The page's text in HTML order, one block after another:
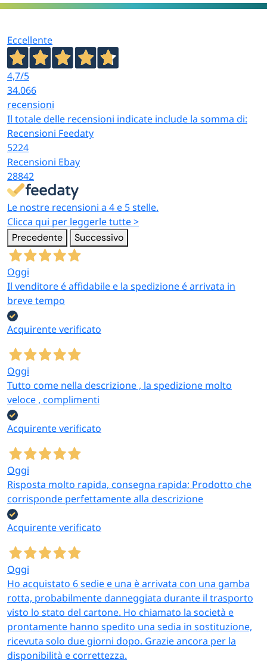
Eccellente
4,7/5
34.066
recensioni
Il totale delle recensioni indicate include la somma di:
Recensioni Feedaty
5224
Recensioni Ebay
28842
Le nostre recensioni a 4 e 5 stelle.
Clicca qui per leggerle tutte >
Precedente Successivo
Oggi
Il venditore é affidabile e la spedizione é arrivata in
breve tempo
Acquirente verificato
Oggi
Tutto come nella descrizione , la spedizione molto
veloce , complimenti
Acquirente verificato
Oggi
Risposta molto rapida, consegna rapida; Prodotto che
corrisponde perfettamente alla descrizione
Acquirente verificato
Oggi
Ho acquistato 6 sedie e una è arrivata con una gamba
rotta, probabilmente danneggiata durante il trasporto
visto lo stato del cartone. Ho chiamato la società e
prontamente hanno spedito una sedia in sostituzione,
ricevuta solo due giorni dopo. Grazie ancora per la
disponibilità e correttezza.